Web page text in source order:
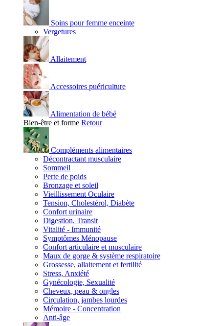
Soins pour femme enceinte
Vergetures
Allaitement
Accessoires puériculture
Alimentation de bébé
Bien-être et forme Retour
Compléments alimentaires
Décontractant musculaire
Sommeil
Perte de poids
Bronzage et soleil
Vieillissement Oculaire
Tension, Cholestérol, Diabète
Confort urinaire
Digestion, Transit
Vitalité - Immunité
Symptômes Ménopause
Confort articulaire et musculaire
Maux de gorge & système respiratoire
Grossesse, allaitement et fertilité
Stress, Anxiété
Gynécologie, Sexualité
Cheveux, peau & ongles
Circulation, jambes lourdes
Mémoire - Concentration
Anti-âge